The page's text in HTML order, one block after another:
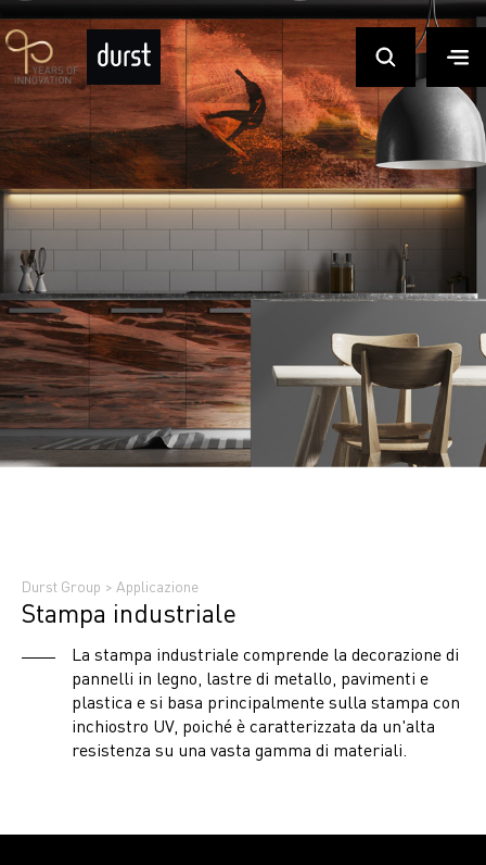
Durst Group > Applicazione
Stampa industriale
La stampa industriale comprende la decorazione di
pannelli in legno, lastre di metallo, pavimenti e
plastica e si basa principalmente sulla stampa con
inchiostro UV, poiché è caratterizzata da un'alta
resistenza su una vasta gamma di materiali.